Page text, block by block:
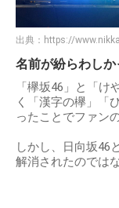
出典： https://
名前が紛らわしか
「欅坂46」と「
く「漢字の欅」「
ったことでファン
しかし、日向坂46
解消されたのでは